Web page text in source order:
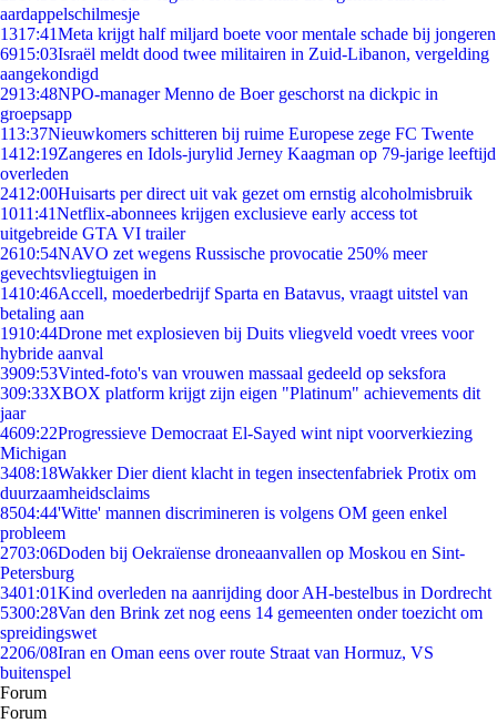
aardappelschilmesje
1317:41Meta krijgt half miljard boete voor mentale schade bij jongeren
6915:03Israël meldt dood twee militairen in Zuid-Libanon, vergelding
aangekondigd
2913:48NPO-manager Menno de Boer geschorst na dickpic in
groepsapp
113:37Nieuwkomers schitteren bij ruime Europese zege FC Twente
1412:19Zangeres en Idols-jurylid Jerney Kaagman op 79-jarige leeftijd
overleden
2412:00Huisarts per direct uit vak gezet om ernstig alcoholmisbruik
1011:41Netflix-abonnees krijgen exclusieve early access tot
uitgebreide GTA VI trailer
2610:54NAVO zet wegens Russische provocatie 250% meer
gevechtsvliegtuigen in
1410:46Accell, moederbedrijf Sparta en Batavus, vraagt uitstel van
betaling aan
1910:44Drone met explosieven bij Duits vliegveld voedt vrees voor
hybride aanval
3909:53Vinted-foto's van vrouwen massaal gedeeld op seksfora
309:33XBOX platform krijgt zijn eigen "Platinum" achievements dit
jaar
4609:22Progressieve Democraat El-Sayed wint nipt voorverkiezing
Michigan
3408:18Wakker Dier dient klacht in tegen insectenfabriek Protix om
duurzaamheidsclaims
8504:44'Witte' mannen discrimineren is volgens OM geen enkel
probleem
2703:06Doden bij Oekraïense droneaanvallen op Moskou en Sint-
Petersburg
3401:01Kind overleden na aanrijding door AH-bestelbus in Dordrecht
5300:28Van den Brink zet nog eens 14 gemeenten onder toezicht om
spreidingswet
2206/08Iran en Oman eens over route Straat van Hormuz, VS
buitenspel
Forum
Forum